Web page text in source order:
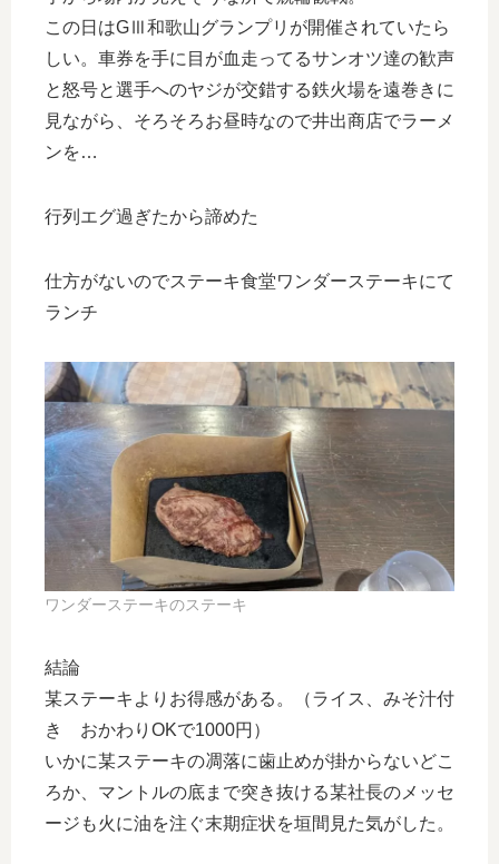
この日はGⅢ和歌山グランプリが開催されていたら
しい。車券を手に目が血走ってるサンオツ達の歓声
と怒号と選手へのヤジが交錯する鉄火場を遠巻きに
見ながら、そろそろお昼時なので井出商店でラーメ
ンを…
行列エグ過ぎたから諦めた
仕方がないのでステーキ食堂ワンダーステーキにて
ランチ
ワンダーステーキのステーキ
結論
某ステーキよりお得感がある。（ライス、みそ汁付
き おかわりOKで1000円）
いかに某ステーキの凋落に歯止めが掛からないどこ
ろか、マントルの底まで突き抜ける某社長のメッセ
ージも火に油を注ぐ末期症状を垣間見た気がした。